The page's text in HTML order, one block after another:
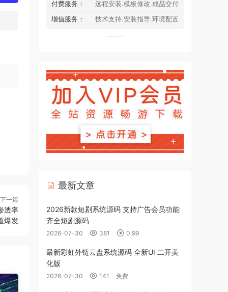
下一篇
透率
爆发
付费服务：
远程安装.模板修改.成品交付
增值服务：
技术支持.安装指导.环境配置
最新文章
2026新款短剧系统源码 支持广告会员功能
齐全短剧源码
2026-07-30 381 0.99
最新彩虹外链云盘系统源码 全新UI 二开美
化版
2026-07-30 141 免费